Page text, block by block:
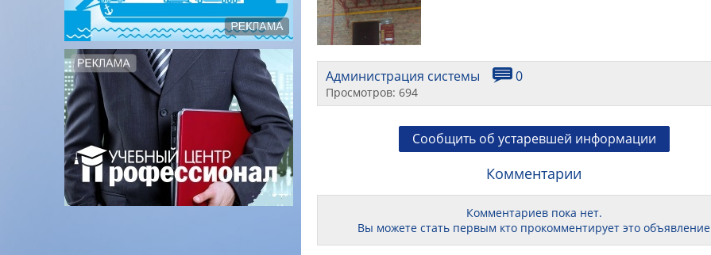
Администрация системы 0
Просмотров: 694
Сообщить об устаревшей информации
Комментарии
Комментариев пока нет.
Вы можете стать первым кто прокомментирует это объявление